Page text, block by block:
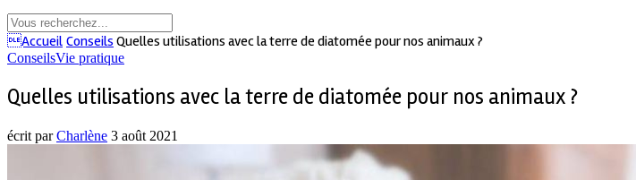
Accueil Conseils Quelles utilisations avec la terre de diatomée pour nos animaux ?
ConseilsVie pratique
Quelles utilisations avec la terre de diatomée pour nos animaux ?
écrit parCharlène 3 août 2021